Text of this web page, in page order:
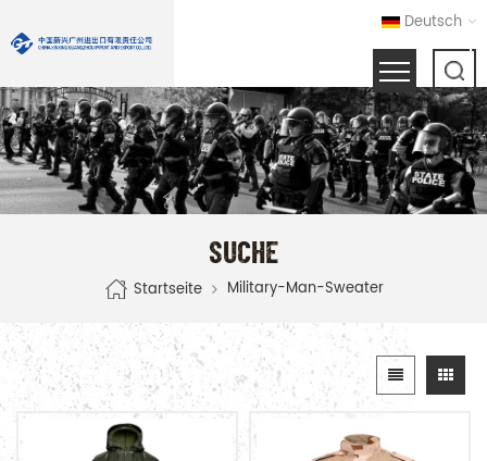
Deutsch
SUCHE
Startseite Military-Man-Sweater